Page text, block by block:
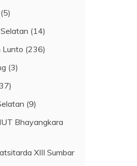
(5)
(14)
Lunto (236)
(3)
(9)
Bhayangkara
XIII Sumbar